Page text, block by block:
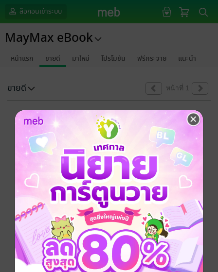
ล็อกอินเข้าระบบ
MayMax eBook
หน้าแรก ขายดี มาใหม่ โปรโมชัน ฟรีกระจาย แนะนำ
ขายดี หน้าที่ 1
ขออภัยด้วยนะคะ
ไม่พบข้อมูลในหัวข้อที่คุณกำลังชมค่ะ